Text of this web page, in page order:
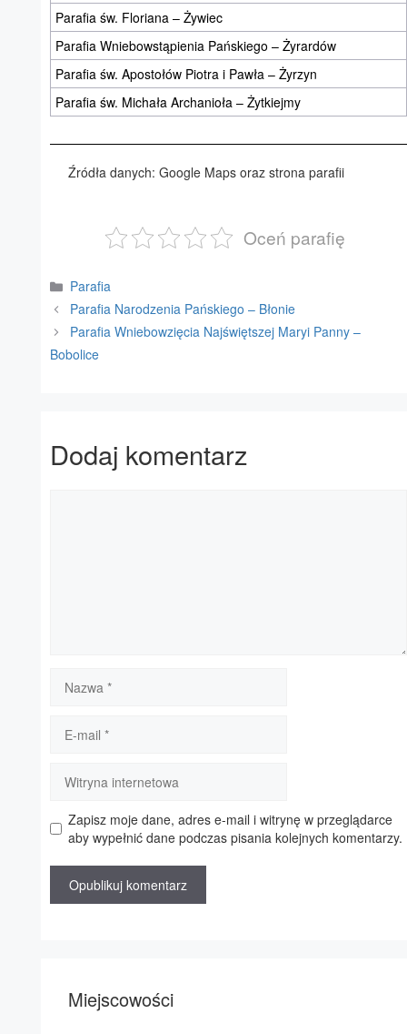
Parafia św. Floriana – Żywiec
Parafia Wniebowstąpienia Pańskiego – Żyrardów
Parafia św. Apostołów Piotra i Pawła – Żyrzyn
Parafia św. Michała Archanioła – Żytkiejmy
Źródła danych: Google Maps oraz strona parafii
Oceń parafię
Kategorie
Parafia
Parafia Narodzenia Pańskiego – Błonie
Parafia Wniebowzięcia Najświętszej Maryi Panny –
Bobolice
Dodaj komentarz
mail
internetowa
Zapisz moje dane, adres e-mail i witrynę w przeglądarce
aby wypełnić dane podczas pisania kolejnych komentarzy.
Miejscowości